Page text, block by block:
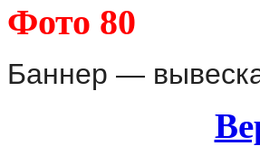
Фото 80
Баннер —